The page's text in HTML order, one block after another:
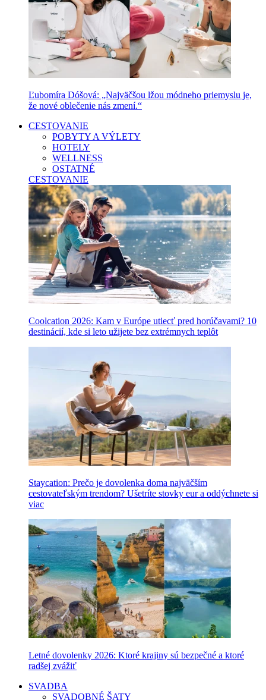
Ľubomíra Dóšová: „Najväčšou lžou módneho priemyslu je,
že nové oblečenie nás zmení.“
CESTOVANIE
POBYTY A VÝLETY
HOTELY
WELLNESS
OSTATNÉ
CESTOVANIE
Coolcation 2026: Kam v Európe utiecť pred horúčavami? 10
destinácií, kde si leto užijete bez extrémnych teplôt
Staycation: Prečo je dovolenka doma najväčším
cestovateľským trendom? Ušetríte stovky eur a oddýchnete si
viac
Letné dovolenky 2026: Ktoré krajiny sú bezpečné a ktoré
radšej zvážiť
SVADBA
SVADOBNÉ ŠATY